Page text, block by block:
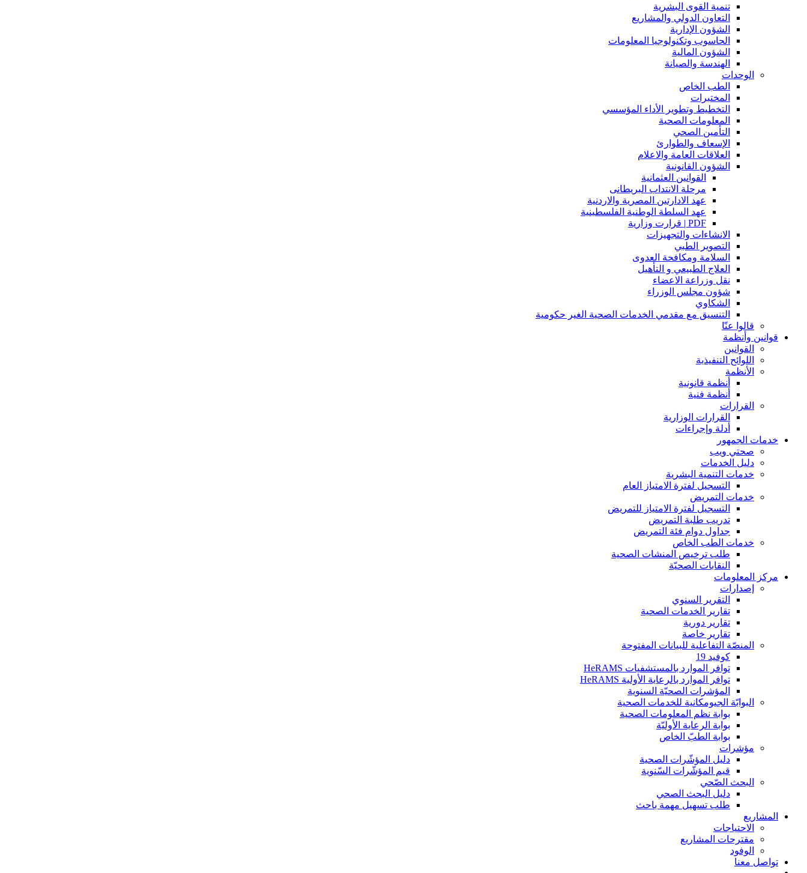
تنمية القوى البشرية
التعاون الدولي والمشاريع
الشؤون الإدارية
الحاسوب وتكنولوجيا المعلومات
الشؤون المالية
الهندسة والصيانة
الوحدات
الطب الخاص
المختبرات
التخطيط وتطوير الأداء المؤسسي
المعلومات الصحية
التأمين الصحي
الإسعاف والطوارئ
العلاقات العامة والاعلام
الشؤون القانونية
القوانين العثمانية
مرحلة الانتداب البريطانى
عهد الادارتين المصرية والاردنية
عهد السلطة الوطنية الفلسطينية
PDF | قرارت وزارية
الانشاءات والتجهيزات
التصوير الطبي
السلامة ومكافحة العدوى
العلاج الطبيعي و التأهيل
نقل وزراعة الاعضاء
شؤون مجلس الوزراء
الشكاوي
التنسيق مع مقدمي الخدمات الصحية الغير حكومية
قالوا عنّا
قوانين وأنظمة
القوانين
اللوائح التنفيذية
الأنظمة
أنظمة قانونية
أنظمة فنية
القرارات
القرارات الوزارية
أدلة وإجراءات
خدمات الجمهور
صحتي ويب
دليل الخدمات
خدمات التنمية البشرية
التسجيل لفترة الامتياز العام
خدمات التمريض
التسجيل لفترة الامتياز للتمريض
تدريب طلبة التمريض
جداول دوام فئة التمريض
خدمات الطب الخاص
طلب ترخيص المنشات الصحية
النقابات الصحيّة
مركز المعلومات
إصدارات
التقریر السنوي
تقارير الخدمات الصحية
تقارير دورية
تقارير خاصة
المنصّة التفاعلية للبيانات المفتوحة
كوفيد 19
توافر الموارد بالمستشفيات HeRAMS
توافر الموارد بالرعاية الأولية HeRAMS
المؤشرات الصحيّة السنوية
البوابّة الجيومكانية للخدمات الصحية
بوابة نظم المعلومات الصحية
بوابة الرعاية الأوليّة
بوابة الطبّ الخاص
مؤشرات
دليل المؤشّرات الصحية
قيم المؤشّرات السّنوية
البحث الصّحي
دليل البحث الصحي
طلب تسهيل مهمة باحث
المشاريع
الاحتياجات
مقترحات المشاريع
الوفود
تواصل معنا